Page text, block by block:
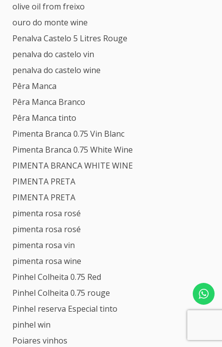
olive oil from freixo
ouro do monte wine
Penalva Castelo 5 Litres Rouge
penalva do castelo vin
penalva do castelo wine
Pêra Manca
Pêra Manca Branco
Pêra Manca tinto
Pimenta Branca 0.75 Vin Blanc
Pimenta Branca 0.75 White Wine
PIMENTA BRANCA WHITE WINE
PIMENTA PRETA
PIMENTA PRETA
pimenta rosa rosé
pimenta rosa rosé
pimenta rosa vin
pimenta rosa wine
Pinhel Colheita 0.75 Red
Pinhel Colheita 0.75 rouge
Pinhel reserva Especial tinto
pinhel win
Poiares vinhos